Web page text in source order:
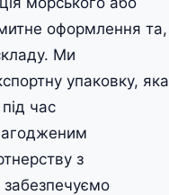
оформлення та,
Ми
упаковку, яка
час
з